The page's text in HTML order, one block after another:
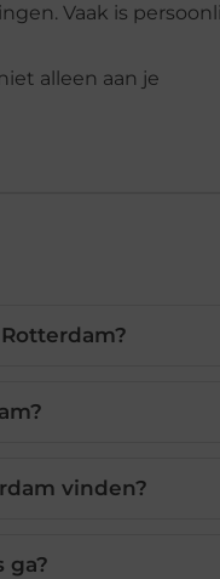
Vaak is
alleen aan je
vinden?
ga?